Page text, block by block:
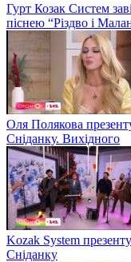
Гурт Козак Систем
піснею “Різдво і
Оля Полякова
Сніданку. Вихідного
Kozak System
Сніданку